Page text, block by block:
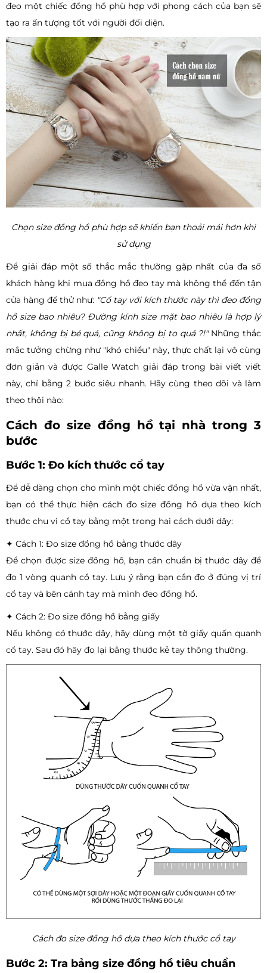
đeo một chiếc đồng hồ phù hợp với phong cách của bạn sẽ
tạo ra ấn tượng tốt với người đối diện.
Chọn size đồng hồ phù hợp sẽ khiến bạn thoải mái hơn khi
sử dụng
Để giải đáp một số thắc mắc thường gặp nhất của đa số
khách hàng khi mua đồng hồ đeo tay mà không thể đến tận
cửa hàng để thử như: "Cổ tay với kích thước này thì đeo đồng
hồ size bao nhiêu? Đường kính size mặt bao nhiêu là hợp lý
nhất, không bị bé quá, cũng không bị to quá ?!"Những thắc
mắc tưởng chừng như "khó chiều" này, thực chất lại vô cùng
đơn giản và được Galle Watch giải đáp trong bài viết viết
này, chỉ bằng 2 bước siêu nhanh. Hãy cùng theo dõi và làm
theo thôi nào:
Cách đo size đồng hồ tại nhà trong 3
bước
Bước 1: Đo kích thước cổ tay
Để dễ dàng chọn cho mình một chiếc đồng hồ vừa vặn nhất,
bạn có thể thực hiện cách đo size đồng hồ dựa theo kích
thước chu vi cổ tay bằng một trong hai cách dưới dây:
✦ Cách 1: Đo size đồng hồ bằng thước dây
Để chọn được size đồng hồ, bạn cần chuẩn bị thước dây để
đo 1 vòng quanh cổ tay. Lưu ý rằng bạn cần đo ở đúng vị trí
cổ tay và bên cánh tay mà mình đeo đồng hồ.
✦ Cách 2: Đo size đồng hồ bằng giấy
Nếu không có thước dây, hãy dùng một tờ giấy quấn quanh
cổ tay. Sau đó hãy đo lại bằng thước kẻ tay thông thường.
Cách đo size đồng hồ dựa theo kích thước cổ tay
Bước 2: Tra bảng size đồng hồ tiêu chuẩn